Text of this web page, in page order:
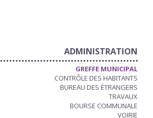
ADMINISTRATION
GREFFE MUNICIPAL
CONTRÔLE DES HABITANTS
BUREAU DES ÉTRANGERS
TRAVAUX
BOURSE COMMUNALE
VOIRIE